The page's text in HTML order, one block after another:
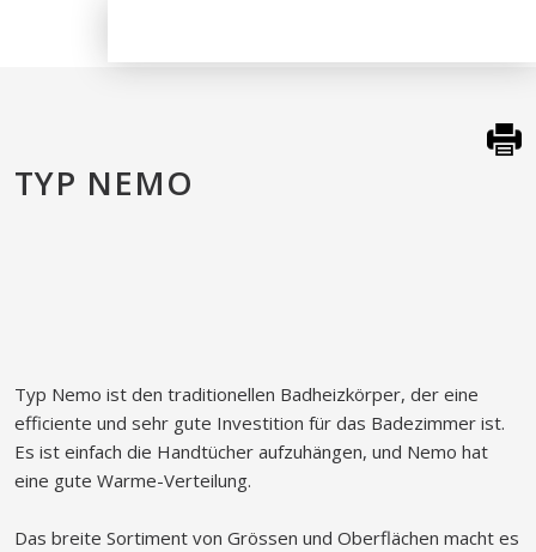
TYP NEMO​
Typ Nemo ist den traditionellen Badheizkörper, der eine
efficiente und sehr gute Investition für das Badezimmer ist.
Es ist einfach die Handtücher aufzuhängen, und Nemo hat
eine gute Warme-Verteilung.​
Das breite Sortiment von Grössen und Oberflächen macht es